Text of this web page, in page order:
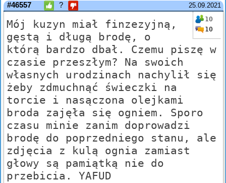
25.09.2021
#46557 ?
10
10
Mój kuzyn miał finzezyjną,
gęstą i długą brodę, o
którą bardzo dbał. Czemu piszę w
czasie przeszłym? Na swoich
własnych urodzinach nachylił się
żeby zdmuchnąć świeczki na
torcie i nasączona olejkami
broda zajęła się ogniem. Sporo
czasu minie zanim doprowadzi
brodę do poprzedniego stanu, ale
zdjęcia z kulą ognia zamiast
głowy są pamiątką nie do
przebicia. YAFUD